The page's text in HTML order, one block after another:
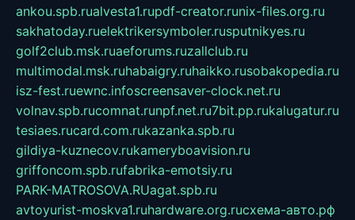
ankou.spb.rualvesta1.rupdf-creator.runix-files.org.ru
sakhatoday.ruelektrikersymboler.rusputnikyes.ru
golf2club.msk.ruaeforums.ruzallclub.ru
multimodal.msk.ruhabaigry.ruhaikko.rusobakopedia.ru
isz-fest.ruewnc.infoscreensaver-clock.net.ru
volnav.spb.rucomnat.runpf.net.ru7bit.pp.rukalugatur.ru
tesiaes.rucard.com.rukazanka.spb.ru
gildiya-kuznecov.rukameryboavision.ru
griffoncom.spb.rufabrika-emotsiy.ru
PARK-MATROSOVA.RUagat.spb.ru
avtoyurist-moskva1.ruhardware.org.ruсхема-авто.рф